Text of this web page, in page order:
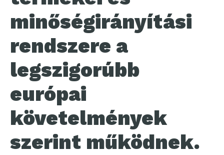
minőségirányítási
rendszere a
legszigorúbb
európai
követelmények
szerint működnek.